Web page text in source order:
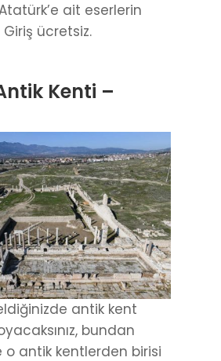
ait eserlerin
ücretsiz.
Kenti –
antik kent
bundan
o antik kentlerden birisi